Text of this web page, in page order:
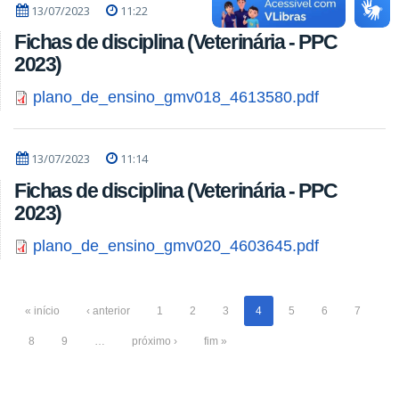
13/07/2023 11:22
Fichas de disciplina (Veterinária - PPC
2023)
plano_de_ensino_gmv018_4613580.pdf
13/07/2023 11:14
Fichas de disciplina (Veterinária - PPC
2023)
plano_de_ensino_gmv020_4603645.pdf
« início ‹ anterior 1 2 3 4 5 6 7
8 9 próximo › fim »